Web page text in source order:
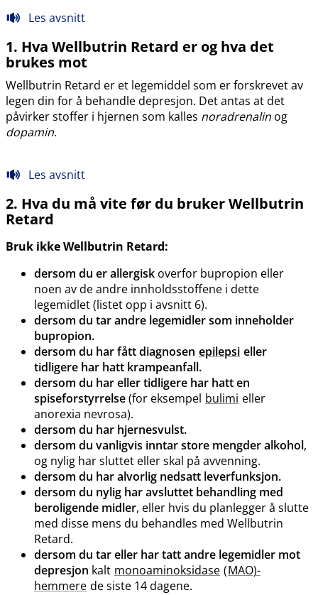
Les avsnitt
1. Hva Wellbutrin Retard er og hva det
brukes mot
Wellbutrin Retard er et legemiddel som er forskrevet av
legen din for å behandle depresjon. Det antas at det
påvirker stoffer i hjernen som kalles noradrenalin og
dopamin.
Les avsnitt
2. Hva du må vite før du bruker Wellbutrin
Retard
Bruk ikke Wellbutrin Retard:
dersom du er allergisk overfor bupropion eller
noen av de andre innholdsstoffene i dette
legemidlet (listet opp i avsnitt 6).
dersom du tar andre legemidler som inneholder
bupropion.
dersom du har fått diagnosen epilepsi eller
tidligere har hatt krampeanfall.
dersom du har eller tidligere har hatt en
spiseforstyrrelse(for eksempel bulimi eller
anorexia nevrosa).
dersom du har hjernesvulst.
dersom du vanligvis inntar store mengder alkohol,
og nylig har sluttet eller skal på avvenning.
dersom du har alvorlig nedsatt leverfunksjon.
dersom du nylig har avsluttet behandling med
beroligende midler, eller hvis du planlegger å slutte
med disse mens du behandles med Wellbutrin
Retard.
dersom du tar eller har tatt andre legemidler mot
depresjon kalt monoaminoksidase (MAO)-
hemmere de siste 14 dagene.